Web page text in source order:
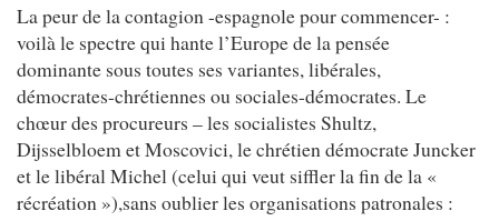
La peur de la contagion -espagnole pour commencer- :
voilà le spectre qui hante l’Europe de la pensée
dominante sous toutes ses variantes, libérales,
démocrates-chrétiennes ou sociales-démocrates. Le
chœur des procureurs – les socialistes Shultz,
Dijsselbloem et Moscovici, le chrétien démocrate Juncker
et le libéral Michel (celui qui veut siffler la fin de la «
récréation »),sans oublier les organisations patronales :